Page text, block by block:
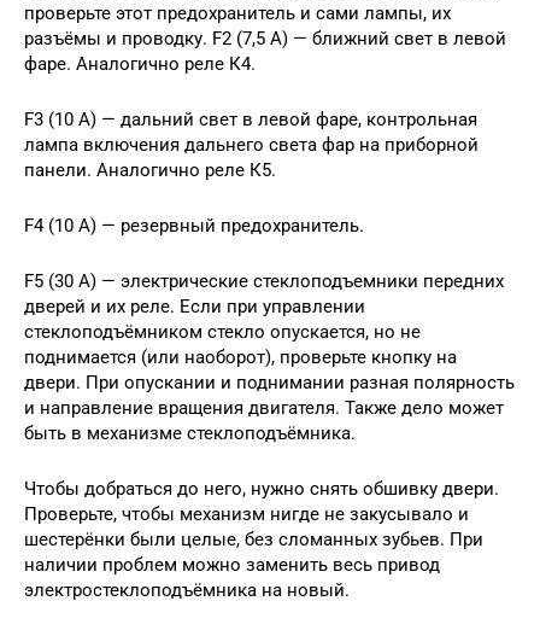
проверьте этот предохранитель и сами лампы, их
разъёмы и проводку. F2 (7,5 А) — ближний свет в левой
фаре. Аналогично реле К4.
F3 (10 А) — дальний свет в левой фаре, контрольная
лампа включения дальнего света фар на приборной
панели. Аналогично реле К5.
F4 (10 А) — резервный предохранитель.
F5 (30 А) — электрические стеклоподъемники передних
дверей и их реле. Если при управлении
стеклоподъёмником стекло опускается, но не
поднимается (или наоборот), проверьте кнопку на
двери. При опускании и поднимании разная полярность
и направление вращения двигателя. Также дело может
быть в механизме стеклоподъёмника.
Чтобы добраться до него, нужно снять обшивку двери.
Проверьте, чтобы механизм нигде не закусывало и
шестерёнки были целые, без сломанных зубьев. При
наличии проблем можно заменить весь привод
электростеклоподъёмника на новый.